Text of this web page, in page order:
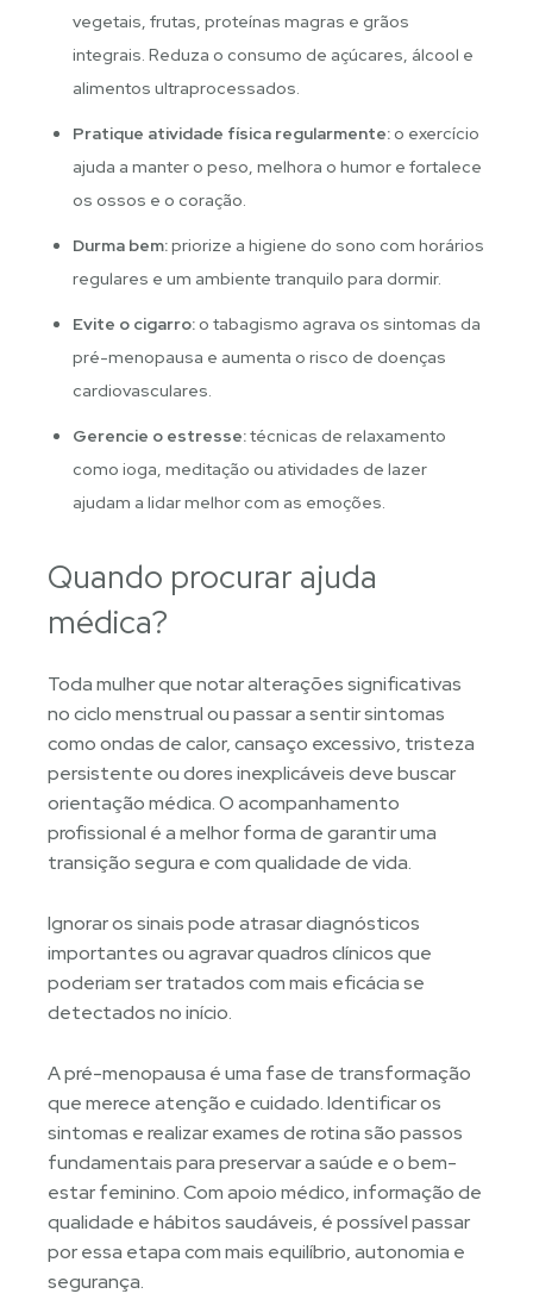
vegetais, frutas, proteínas magras e grãos
integrais. Reduza o consumo de açúcares, álcool e
alimentos ultraprocessados.
Pratique atividade física regularmente:o exercício
ajuda a manter o peso, melhora o humor e fortalece
os ossos e o coração.
Durma bem:priorize a higiene do sono com horários
regulares e um ambiente tranquilo para dormir.
Evite o cigarro:o tabagismo agrava os sintomas da
pré-menopausa e aumenta o risco de doenças
cardiovasculares.
Gerencie o estresse:técnicas de relaxamento
como ioga, meditação ou atividades de lazer
ajudam a lidar melhor com as emoções.
Quando procurar ajuda
médica?
Toda mulher que notar alterações significativas
no ciclo menstrual ou passar a sentir sintomas
como ondas de calor, cansaço excessivo, tristeza
persistente ou dores inexplicáveis deve buscar
orientação médica. O acompanhamento
profissional é a melhor forma de garantir uma
transição segura e com qualidade de vida.
Ignorar os sinais pode atrasar diagnósticos
importantes ou agravar quadros clínicos que
poderiam ser tratados com mais eficácia se
detectados no início.
A pré-menopausa é uma fase de transformação
que merece atenção e cuidado. Identificar os
sintomas e realizar exames de rotina são passos
fundamentais para preservar a saúde e o bem-
estar feminino. Com apoio médico, informação de
qualidade e hábitos saudáveis, é possível passar
por essa etapa com mais equilíbrio, autonomia e
segurança.